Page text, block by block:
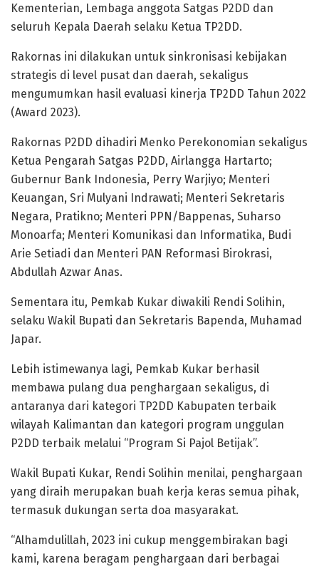
Kementerian, Lembaga anggota Satgas P2DD dan
seluruh Kepala Daerah selaku Ketua TP2DD.
Rakornas ini dilakukan untuk sinkronisasi kebijakan
strategis di level pusat dan daerah, sekaligus
mengumumkan hasil evaluasi kinerja TP2DD Tahun 2022
(Award 2023).
Rakornas P2DD dihadiri Menko Perekonomian sekaligus
Ketua Pengarah Satgas P2DD, Airlangga Hartarto;
Gubernur Bank Indonesia, Perry Warjiyo; Menteri
Keuangan, Sri Mulyani Indrawati; Menteri Sekretaris
Negara, Pratikno; Menteri PPN/Bappenas, Suharso
Monoarfa; Menteri Komunikasi dan Informatika, Budi
Arie Setiadi dan Menteri PAN Reformasi Birokrasi,
Abdullah Azwar Anas.
Sementara itu, Pemkab Kukar diwakili Rendi Solihin,
selaku Wakil Bupati dan Sekretaris Bapenda, Muhamad
Japar.
Lebih istimewanya lagi, Pemkab Kukar berhasil
membawa pulang dua penghargaan sekaligus, di
antaranya dari kategori TP2DD Kabupaten terbaik
wilayah Kalimantan dan kategori program unggulan
P2DD terbaik melalui “Program Si Pajol Betijak”.
Wakil Bupati Kukar, Rendi Solihin menilai, penghargaan
yang diraih merupakan buah kerja keras semua pihak,
termasuk dukungan serta doa masyarakat.
“Alhamdulillah, 2023 ini cukup menggembirakan bagi
kami, karena beragam penghargaan dari berbagai